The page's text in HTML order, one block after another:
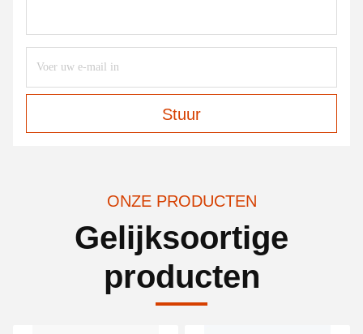
Stuur
ONZE PRODUCTEN
Gelijksoortige
producten